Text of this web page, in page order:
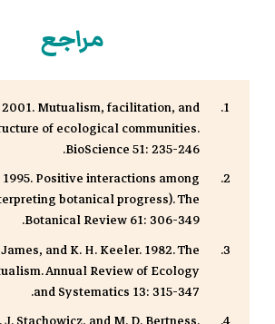
مراجع
2001. Mutualism, facilitation, and
of ecological communities.
BioScience 51: 235-246.
Positive interactions among
botanical progress). The
Botanical Review 61: 306-349.
and K. H. Keeler. 1982. The
Annual Review of Ecology
and Systematics 13: 315-347.